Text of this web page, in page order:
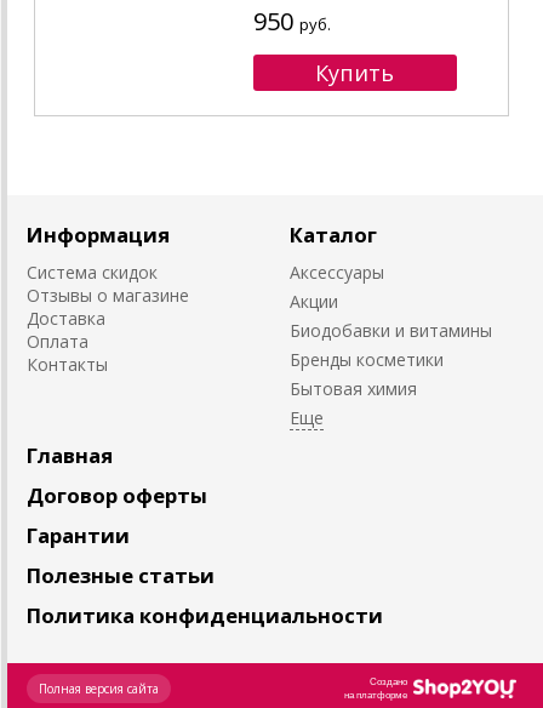
950 руб.
Информация
Система скидок
Отзывы о магазине
Доставка
Оплата
Контакты
Каталог
Аксессуары
Акции
Биодобавки и витамины
Бренды косметики
Бытовая химия
Главная
Договор оферты
Гарантии
Полезные статьи
Политика конфиденциальности
Создано
на платформе
Полная версия сайта